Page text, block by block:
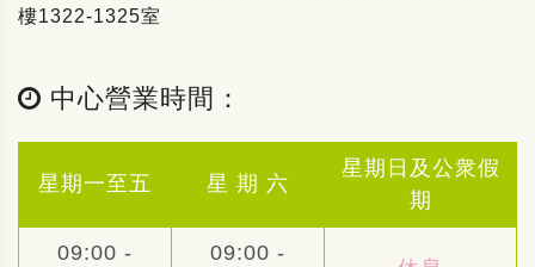
樓1322-1325室
中心營業時間：
星期一至五 星 期 六
星期日及公衆假
期
09:00 - 09:00 -